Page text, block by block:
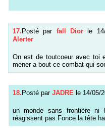
17. Posté par fall Dior le
Alerter
On est de toutcoeur avec toi
mener a bout ce combat qui
18. Posté par JADRE le 14/05/
un monde sans frontière ni
réagissent pas.Fonce la tête